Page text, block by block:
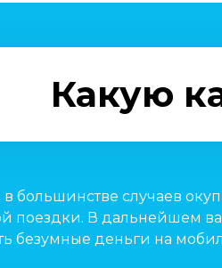
Какую
в большинстве случаев
поездки. В дальнейшем
безумные деньги на